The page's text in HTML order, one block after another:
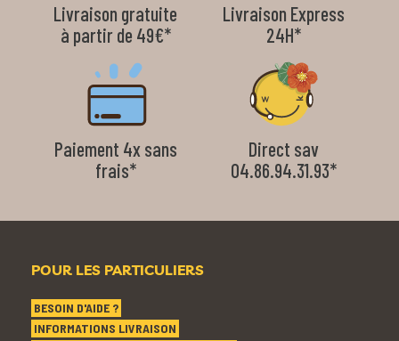
Livraison gratuite
à partir de 49€*
Livraison Express
24H*
Paiement 4x sans
frais*
Direct sav
04.86.94.31.93*
POUR LES PARTICULIERS
BESOIN D'AIDE ?
INFORMATIONS LIVRAISON